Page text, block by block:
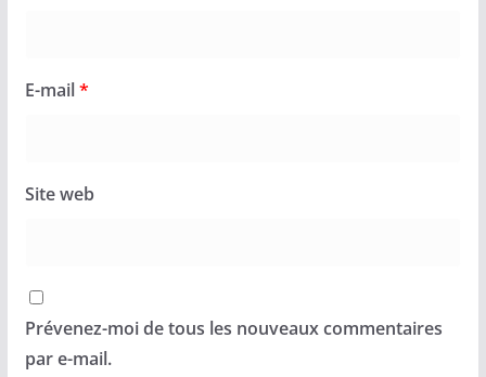
E-mail*
Site web
Prévenez-moi de tous les nouveaux commentaires
par e-mail.